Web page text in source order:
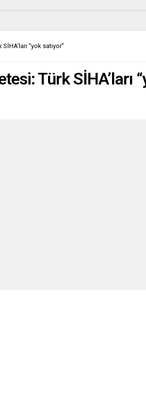
Nasyonal sosyalistler...
“yok satıyor”
Türk SİHA’ları